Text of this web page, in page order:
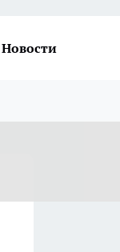
Новости